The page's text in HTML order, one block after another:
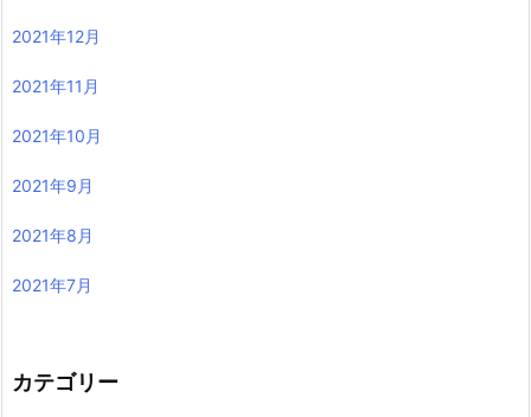
2021年12月
2021年11月
2021年10月
2021年9月
2021年8月
2021年7月
カテゴリー